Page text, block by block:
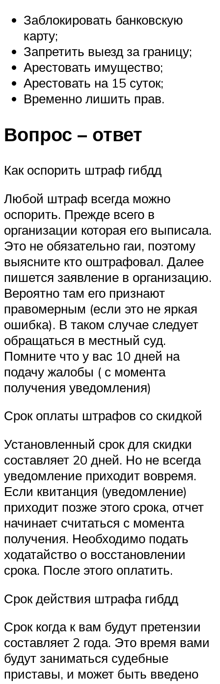
Заблокировать банковскую
карту;
Запретить выезд за границу;
Арестовать имущество;
Арестовать на 15 суток;
Временно лишить прав.
Вопрос – ответ
Как оспорить штраф гибдд
Любой штраф всегда можно
оспорить. Прежде всего в
организации которая его выписала.
Это не обязательно гаи, поэтому
выясните кто оштрафовал. Далее
пишется заявление в организацию.
Вероятно там его признают
правомерным (если это не яркая
ошибка). В таком случае следует
обращаться в местный суд.
Помните что у вас 10 дней на
подачу жалобы ( с момента
получения уведомления)
Срок оплаты штрафов со скидкой
Установленный срок для скидки
составляет 20 дней. Но не всегда
уведомление приходит вовремя.
Если квитанция (уведомление)
приходит позже этого срока, отчет
начинает считаться с момента
получения. Необходимо подать
ходатайство о восстановлении
срока. После этого оплатить.
Срок действия штрафа гибдд
Срок когда к вам будут претензии
составляет 2 года. Это время вами
будут заниматься судебные
приставы, и может быть введено